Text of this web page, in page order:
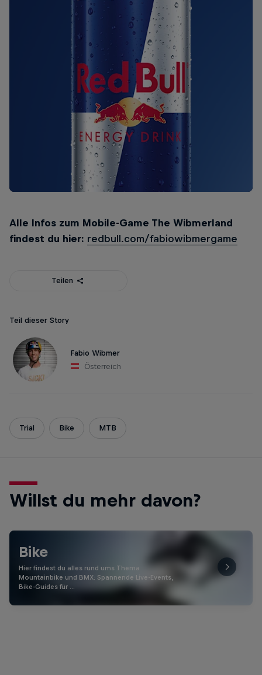
Alle Infos zum Mobile-Game The Wibmerland
findest du hier: redbull.com/fabiowibmergame
Teilen
Teil dieser Story
Fabio Wibmer
Österreich
Trial Bike MTB
Willst du mehr davon?
Bike
Hier findest du alles rund ums Thema
Mountainbike und BMX: Spannende Live-Events,
Bike-Guides für …